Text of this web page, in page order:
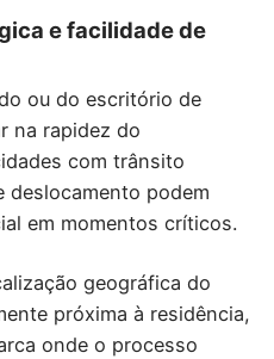
e facilidade de
ou do escritório de
na rapidez do
com trânsito
deslocamento podem
em momentos críticos.
geográfica do
próxima à residência,
onde o processo